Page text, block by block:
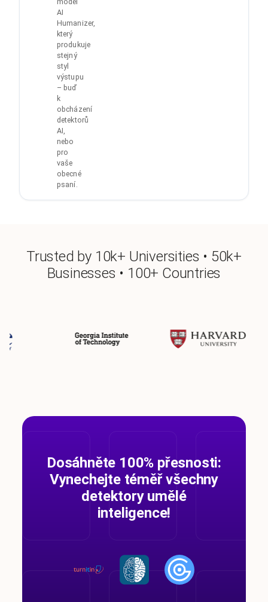
AI
Humanizer,
který
produkuje
stejný
styl
výstupu
– buď
k
obcházení
detektorů
AI,
nebo
pro
vaše
obecné
psaní.
Trusted by 10k+ Universities • 50k+
Businesses • 100+ Countries
Dosáhněte 100% přesnosti:
Vynechejte téměř všechny
detektory umělé
inteligence!